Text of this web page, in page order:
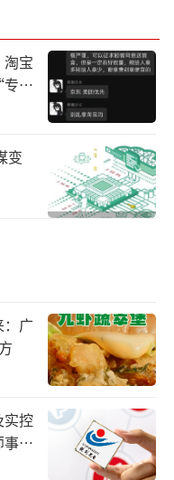
在去年全球PC发
了7个季度。
笔记本电脑，甚
好卖了！
是因为智能手机的
需求不断降低。
以放弃电脑，全
户对电脑的需求度
，不管是微软、
遍尝试，最终在AI
宝
挑
变
广
实控
务